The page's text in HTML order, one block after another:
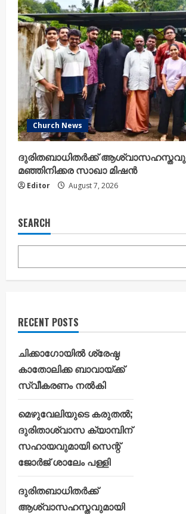
Church News
ദുരിതബാധിതർക്ക്
മഞ്ഞിനിക്കര സാഖാ മിഷൻ
Editor August 7, 2026
SEARCH
RECENT POSTS
ചിക്കാഗോയിൽ ശ്രേഷ്ഠ
കാതോലിക്ക ബാവായ്ക്ക്
സ്വീകരണം നൽകി
മെഴുവേലിയുടെ കരുതൽ;
ദുരിതാശ്വാസ ക്യാമ്പിന്
സഹായവുമായി സെന്റ്
ജോർജ് ശാലേം പള്ളി
ദുരിതബാധിതർക്ക്
ആശ്വാസഹസ്തവുമായി